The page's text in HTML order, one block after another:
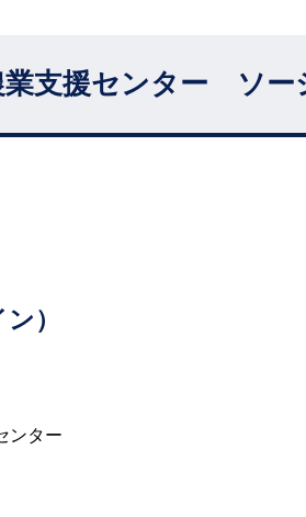
業支援センター ソー
）
ンター